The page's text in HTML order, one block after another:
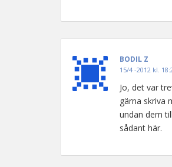
BODIL Z
15/4 -2012 kl.
Jo, det var
gärna skriva
undan dem
sådant här.